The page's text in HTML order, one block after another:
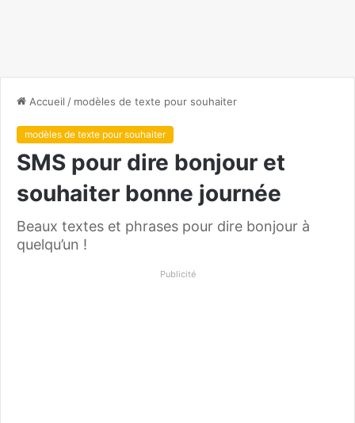
Accueil / modèles de texte pour souhaiter
modèles de texte pour souhaiter
SMS pour dire bonjour et
souhaiter bonne journée
Beaux textes et phrases pour dire bonjour à
quelqu’un !
Publicité